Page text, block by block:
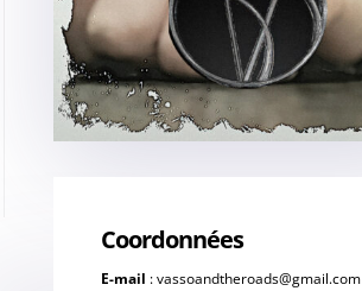
Coordonnées
E-mail :vassoandtheroads@gmail.com